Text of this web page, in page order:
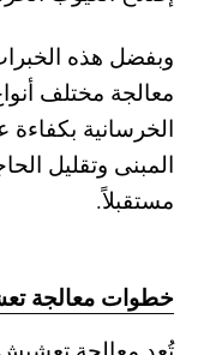
وبفضل هذه
معالجة مختلف
الخرسانية
المبنى وتقليل
مستقبلاً.
خطوات معالجة